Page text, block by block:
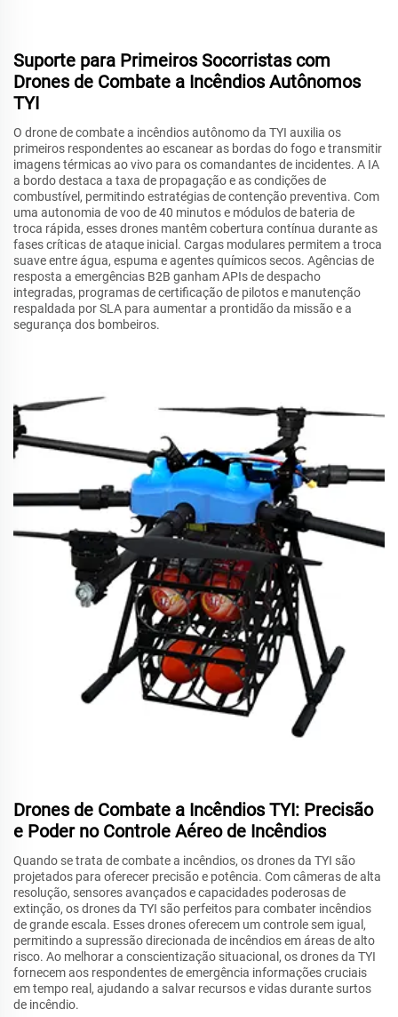
Suporte para Primeiros Socorristas com
Drones de Combate a Incêndios Autônomos
TYI
O drone de combate a incêndios autônomo da TYI auxilia os
primeiros respondentes ao escanear as bordas do fogo e transmitir
imagens térmicas ao vivo para os comandantes de incidentes. A IA
a bordo destaca a taxa de propagação e as condições de
combustível, permitindo estratégias de contenção preventiva. Com
uma autonomia de voo de 40 minutos e módulos de bateria de
troca rápida, esses drones mantêm cobertura contínua durante as
fases críticas de ataque inicial. Cargas modulares permitem a troca
suave entre água, espuma e agentes químicos secos. Agências de
resposta a emergências B2B ganham APIs de despacho
integradas, programas de certificação de pilotos e manutenção
respaldada por SLA para aumentar a prontidão da missão e a
segurança dos bombeiros.
Drones de Combate a Incêndios TYI: Precisão
e Poder no Controle Aéreo de Incêndios
Quando se trata de combate a incêndios, os drones da TYI são
projetados para oferecer precisão e potência. Com câmeras de alta
resolução, sensores avançados e capacidades poderosas de
extinção, os drones da TYI são perfeitos para combater incêndios
de grande escala. Esses drones oferecem um controle sem igual,
permitindo a supressão direcionada de incêndios em áreas de alto
risco. Ao melhorar a conscientização situacional, os drones da TYI
fornecem aos respondentes de emergência informações cruciais
em tempo real, ajudando a salvar recursos e vidas durante surtos
de incêndio.